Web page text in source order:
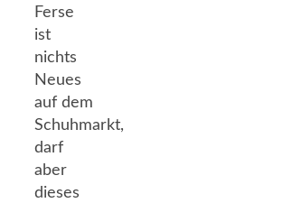
Ferse
ist
nichts
Neues
auf dem
Schuhmarkt,
darf
aber
dieses